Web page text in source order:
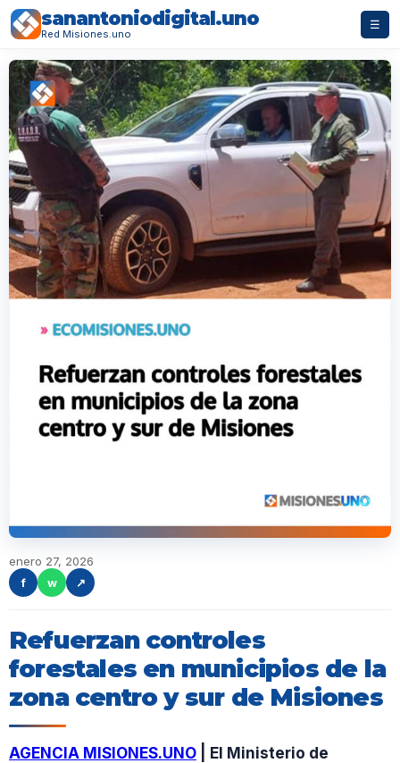
sanantoniodigital.uno
Red Misiones.uno
☰
enero 27, 2026
f
w ↗
Refuerzan controles
forestales en municipios de la
zona centro y sur de Misiones
AGENCIA MISIONES.UNO | El Ministerio de